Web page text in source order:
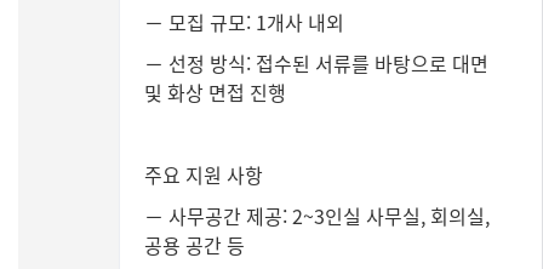
－ 모집 규모: 1개사 내외
－ 선정 방식: 접수된 서류를 바탕으로 대면
및 화상 면접 진행
주요 지원 사항
－ 사무공간 제공: 2~3인실 사무실, 회의실,
공용 공간 등